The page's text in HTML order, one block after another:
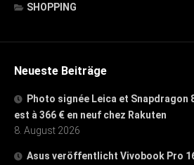
SHOPPING
Neueste Beiträge
Photo signée Leica et Snapdragon
est à 366 € en neuf chez Rakuten
8. August 2026
Asus veröffentlicht Vivobook Pro